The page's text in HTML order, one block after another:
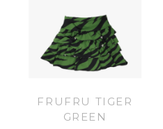
FRUFRU TIGER
GREEN